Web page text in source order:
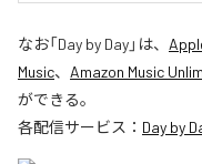
なお「Day by Day」は、
Music、 Amazon Music
ができる。
各配信サービス： Day by